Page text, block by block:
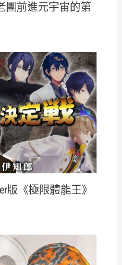
團前進元宇宙的第
版《極限體能王》